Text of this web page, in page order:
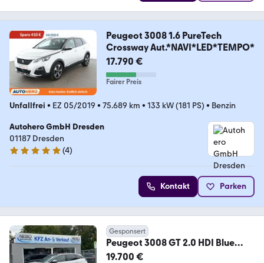
Peugeot 3008 1.6 PureTech
Crossway Aut.*NAVI*LED*TEMPO*
17.790 €
Fairer Preis
Unfallfrei • EZ 05/2019 • 75.689 km • 133 kW (181 PS) • Benzin
Autohero GmbH Dresden
01187 Dresden
5 Sterne
(4)
Kontakt Parken
Gesponsert
Peugeot 3008 GT 2.0 HDI Blue
Panorama-Dach Automatik
19.700 €